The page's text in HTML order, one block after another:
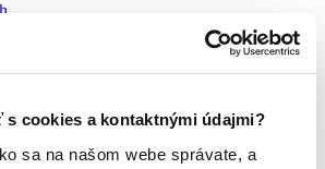
s cookies a kontaktnými údajmi?
sa na našom webe správate, a
ďalej
rozdiely